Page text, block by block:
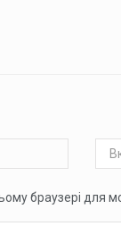
браузері для